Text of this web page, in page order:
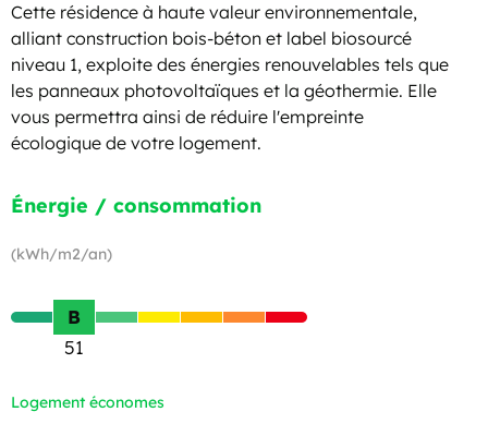
Cette résidence à haute valeur environnementale,
alliant construction bois-béton et label biosourcé
niveau 1, exploite des énergies renouvelables tels que
les panneaux photovoltaïques et la géothermie. Elle
vous permettra ainsi de réduire l'empreinte
écologique de votre logement.
Énergie / consommation
(kWh/m2/an)
B
51
Logement économes